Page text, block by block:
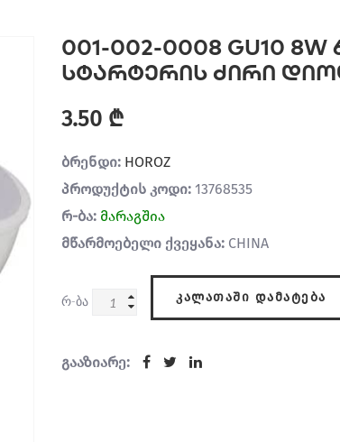
001-002-0008 GU10 8W
სტარტერის ძირი
3.50 ₾
ბრენდი: HOROZ
პროდუქტის კოდი: 13768535
რ-ბა: მარაგშია
მწარმოებელი ქვეყანა: CHINA
რ-ბა ᲙᲐᲚᲐᲗᲐᲨᲘ ᲓᲐᲛᲐᲢᲔᲑᲐ
გააზიარე: